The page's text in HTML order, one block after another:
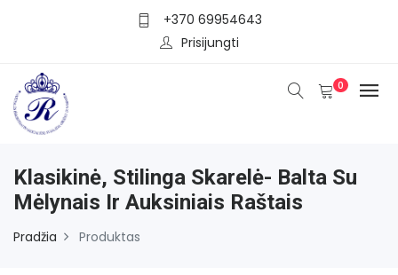
+370 69954643
Prisijungti
0
Klasikinė, Stilinga Skarelė- Balta Su
Mėlynais Ir Auksiniais Raštais
Pradžia Produktas